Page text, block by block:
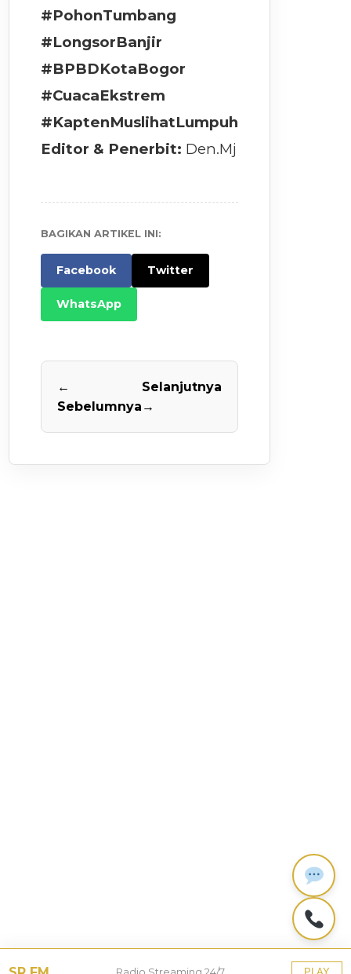
#PohonTumbang
#LongsorBanjir
#BPBDKotaBogor
#CuacaEkstrem
#KaptenMuslihatLumpuh
Editor & Penerbit: Den.Mj
BAGIKAN ARTIKEL INI:
Facebook Twitter
WhatsApp
←
Sebelumnya
Selanjutnya
→
Radio Streaming 24/7